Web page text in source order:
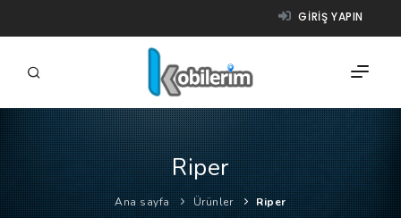
GIRIŞ YAPIN
FIRMALAR
ÜRÜNLER
Riper
Ana sayfa Ürünler Riper